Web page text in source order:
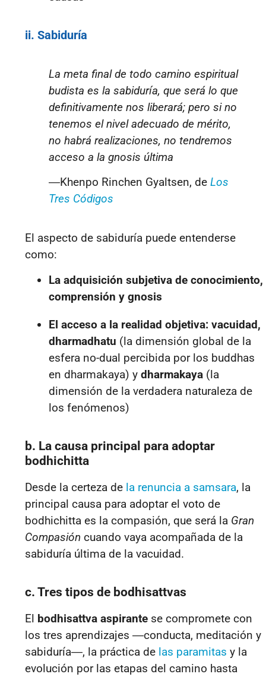
ii. Sabiduría
La meta final de todo camino espiritual
budista es la sabiduría, que será lo que
definitivamente nos liberará; pero si no
tenemos el nivel adecuado de mérito,
no habrá realizaciones, no tendremos
acceso a la gnosis última
―Khenpo Rinchen Gyaltsen, de Los
Tres Códigos
El aspecto de sabiduría puede entenderse
como:
La adquisición subjetiva de conocimiento,
comprensión y gnosis
El acceso a la realidad objetiva: vacuidad,
dharmadhatu (la dimensión global de la
esfera no-dual percibida por los buddhas
en dharmakaya) y dharmakaya (la
dimensión de la verdadera naturaleza de
los fenómenos)
b. La causa principal para adoptar
bodhichitta
Desde la certeza de la renuncia a samsara, la
principal causa para adoptar el voto de
bodhichitta es la compasión, que será la Gran
Compasión cuando vaya acompañada de la
sabiduría última de la vacuidad.
c. Tres tipos de bodhisattvas
El bodhisattva aspirante se compromete con
los tres aprendizajes ―conducta, meditación y
sabiduría―, la práctica de las paramitas y la
evolución por las etapas del camino hasta